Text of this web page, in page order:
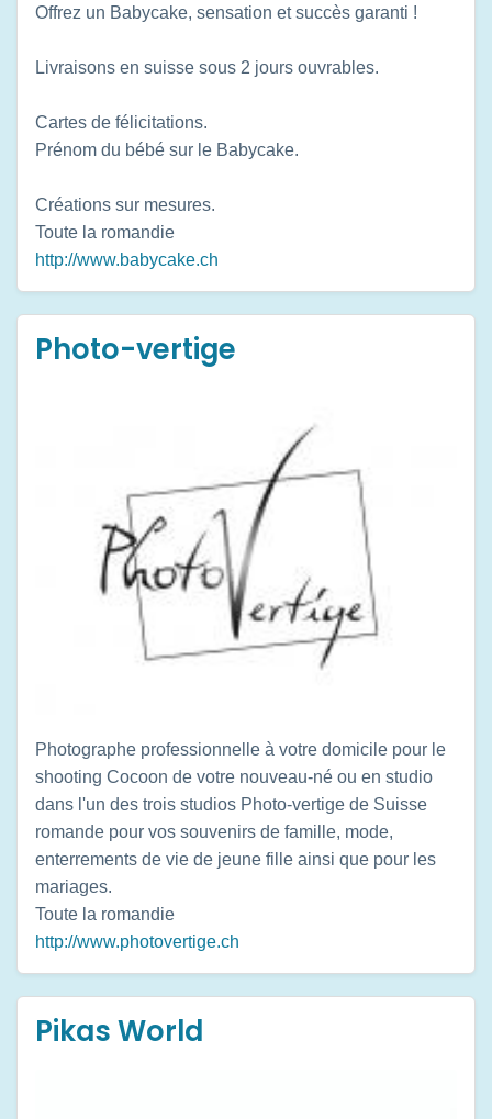
Offrez un Babycake, sensation et succès garanti !
Livraisons en suisse sous 2 jours ouvrables.
Cartes de félicitations.
Prénom du bébé sur le Babycake.
Créations sur mesures.
Toute la romandie
http://www.babycake.ch
Photo-vertige
Photographe professionnelle à votre domicile pour le
shooting Cocoon de votre nouveau-né ou en studio
dans l'un des trois studios Photo-vertige de Suisse
romande pour vos souvenirs de famille, mode,
enterrements de vie de jeune fille ainsi que pour les
mariages.
Toute la romandie
http://www.photovertige.ch
Pikas World